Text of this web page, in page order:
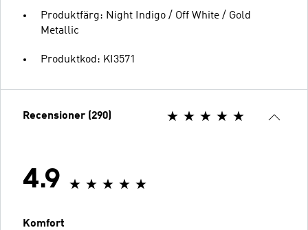
Produktfärg: Night Indigo / Off White / Gold
Metallic
Produktkod: KI3571
Recensioner (290)
4.9
Komfort